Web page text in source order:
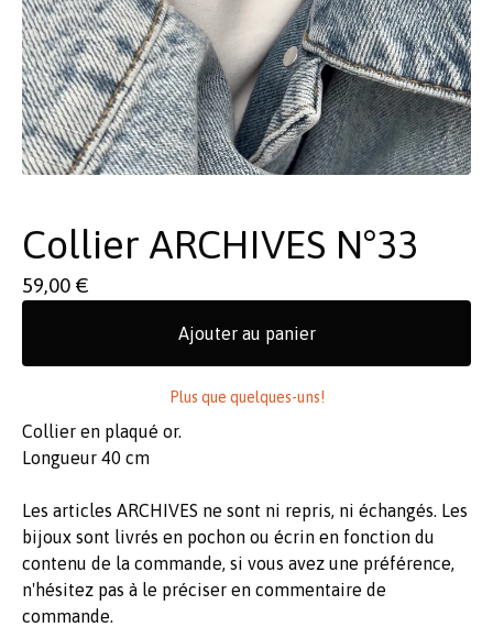
Collier ARCHIVES N°33
59,00 €
Ajouter au panier
Plus que quelques-uns!
Collier en plaqué or.
Longueur 40 cm
Les articles ARCHIVES ne sont ni repris, ni échangés. Les
bijoux sont livrés en pochon ou écrin en fonction du
contenu de la commande, si vous avez une préférence,
n'hésitez pas à le préciser en commentaire de
commande.